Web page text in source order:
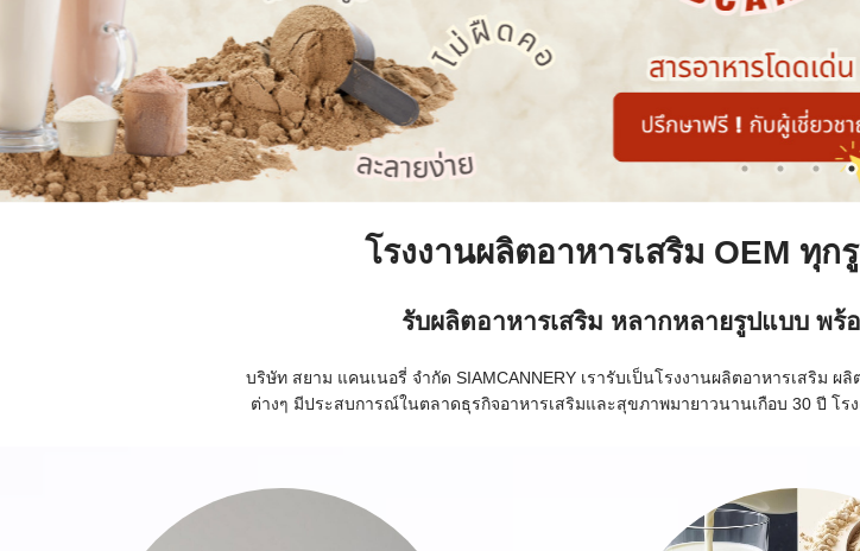
โรงงานผลิตอาหารเสริม OEM ทุก
รับผลิตอาหารเสริม หลากหลายรูปแบบ พ
บริษัท สยาม แคนเนอรี่ จำกัด SIAMCANNERY เรารับเป็นโรงงานผลิตอาหารเสริม
ต่างๆ มีประสบการณ์ในตลาดธุรกิจอาหารเสริมและสุขภาพมายาวนานเกือบ 30 ปี โร